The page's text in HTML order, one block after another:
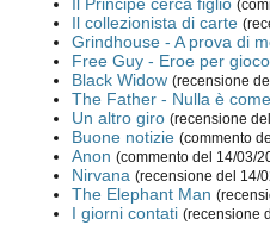
Il Principe cerca figlio
Il collezionista di carte
Grindhouse - A prova di
Free Guy - Eroe per gioco
Black Widow (recensione
The Father - Nulla è
Un altro giro (recensione
Buone notizie (commento
Anon (commento del 14/03/
Nirvana (recensione del 14/
The Elephant Man
I giorni contati (recensione